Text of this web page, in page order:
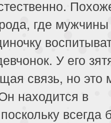
где мужчины
У его
связь, но это
находится в
всегда